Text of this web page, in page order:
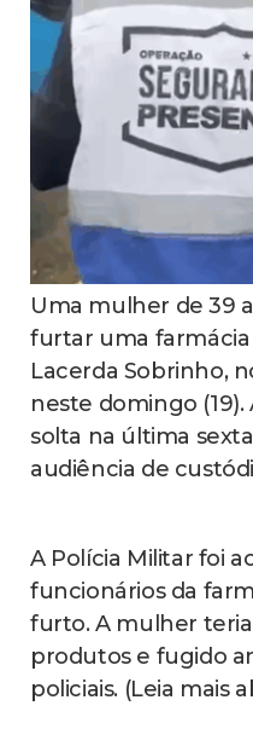
Uma mulher de 39
furtar uma farmácia
Lacerda Sobrinho,
neste domingo (19).
solta na última
audiência de
A Polícia Militar foi
funcionários da
furto. A mulher
produtos e fugido
policiais. (Leia mais